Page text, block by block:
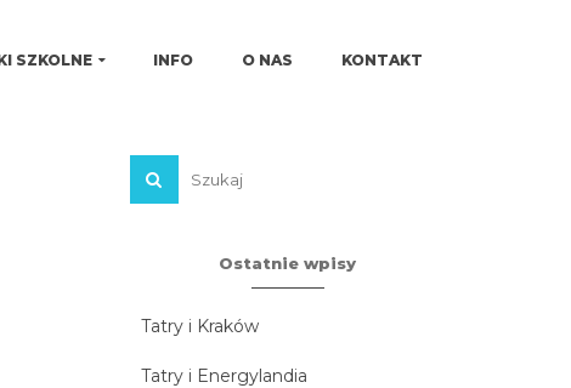
SZKOLNE INFO O NAS KONTAKT
Ostatnie wpisy
Tatry i Kraków
Tatry i Energylandia